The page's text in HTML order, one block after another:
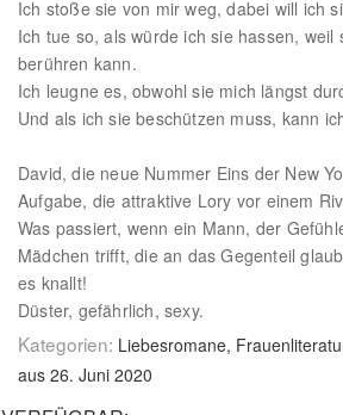
Ich stoße sie von mir weg, dabei will ich
Ich tue so, als würde ich sie hassen,
berühren kann.
Ich leugne es, obwohl sie mich längst
Und als ich sie beschützen muss, kann
David, die neue Nummer Eins der New
Aufgabe, die attraktive Lory vor einem
Was passiert, wenn ein Mann, der
Mädchen trifft, die an das Gegenteil
es knallt!
Düster, gefährlich, sexy.
Kategorien: Liebesromane,
aus 26. Juni 2020